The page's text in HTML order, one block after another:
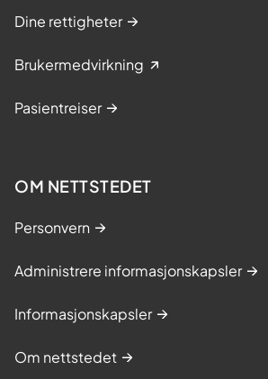
Dine rettigheter
Brukermedvirkning
Pasientreiser
OM NETTSTEDET
Personvern
Administrere informasjonskapsler
Informasjonskapsler
Om nettstedet